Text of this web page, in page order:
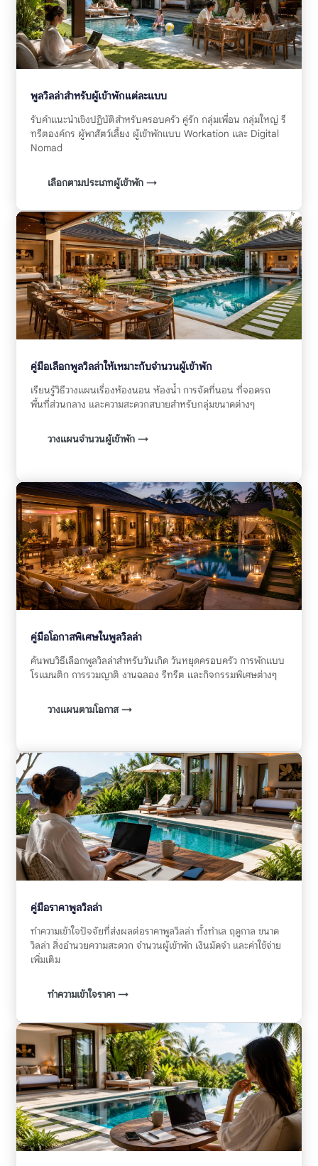
พูลวิลล่าสำหรับผู้เข้าพักแต่ละแบบ
รับคำแนะนำเชิงปฏิบัติสำหรับครอบครัว คู่รัก กลุ่มเพื่อน กลุ่มใหญ่ รี
ทรีตองค์กร ผู้พาสัตว์เลี้ยง ผู้เข้าพักแบบ Workation และ Digital
Nomad
เลือกตามประเภทผู้เข้าพัก →
คู่มือเลือกพูลวิลล่าให้เหมาะกับจำนวนผู้เข้าพัก
เรียนรู้วิธีวางแผนเรื่องห้องนอน ห้องน้ำ การจัดที่นอน ที่จอดรถ
พื้นที่ส่วนกลาง และความสะดวกสบายสำหรับกลุ่มขนาดต่างๆ
วางแผนจำนวนผู้เข้าพัก →
คู่มือโอกาสพิเศษในพูลวิลล่า
ค้นพบวิธีเลือกพูลวิลล่าสำหรับวันเกิด วันหยุดครอบครัว การพักแบบ
โรแมนติก การรวมญาติ งานฉลอง รีทรีต และกิจกรรมพิเศษต่างๆ
วางแผนตามโอกาส →
คู่มือราคาพูลวิลล่า
ทำความเข้าใจปัจจัยที่ส่งผลต่อราคาพูลวิลล่า ทั้งทำเล ฤดูกาล ขนาด
วิลล่า สิ่งอำนวยความสะดวก จำนวนผู้เข้าพัก เงินมัดจำ และค่าใช้จ่าย
เพิ่มเติม
ทำความเข้าใจราคา →